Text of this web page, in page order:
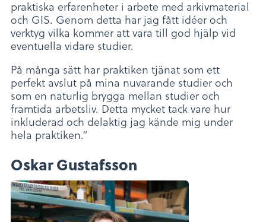
praktiska erfarenheter i arbete med arkivmaterial
och GIS. Genom detta har jag fått idéer och
verktyg vilka kommer att vara till god hjälp vid
eventuella vidare studier.
På många sätt har praktiken tjänat som ett
perfekt avslut på mina nuvarande studier och
som en naturlig brygga mellan studier och
framtida arbetsliv. Detta mycket tack vare hur
inkluderad och delaktig jag kände mig under
hela praktiken.”
Oskar Gustafsson